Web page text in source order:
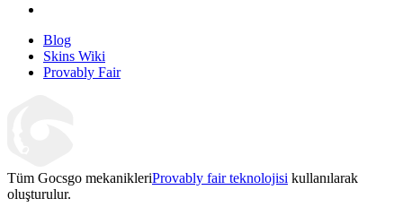
Blog
Skins Wiki
Provably Fair
Tüm Gocsgo mekanikleriProvably fair teknolojisi kullanılarak
oluşturulur.